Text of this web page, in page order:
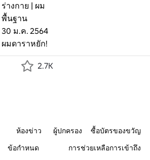
ร่างกาย | ผม
พื้นฐาน
30 ม.ค. 2564
ผมดาราหยัก!
2.7K
ห้องข่าว ผู้ปกครอง
ซื้อบัตรของขวัญ
ข้อกำหนด การช่วยเหลือการเข้าถึง